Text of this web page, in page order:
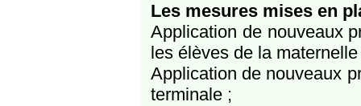
Les mesures mises en
Application de nouveaux
les élèves de la
Application de nouveaux
terminale ;